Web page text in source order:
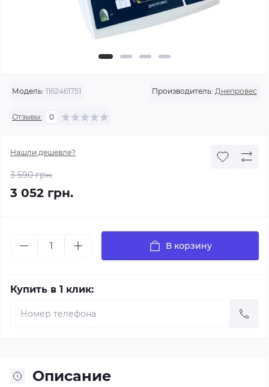
Модель: 1162461751 Производитель: Днепровес
Отзывы: 0
Нашли дешевле?
3 590 грн.
3 052 грн.
В корзину
Купить в 1 клик:
Описание